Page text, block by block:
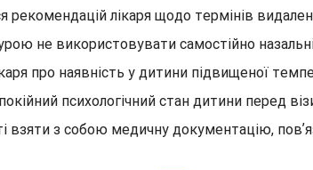
рекомендацій лікаря щодо термінів
не використовувати самостійно
про наявність у дитини підвищеної
психологічний стан дитини перед
взяти з собою медичну документацію,